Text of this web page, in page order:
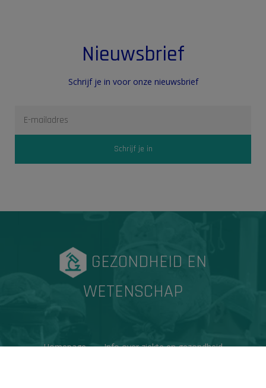
Nieuwsbrief
Schrijf je in voor onze nieuwsbrief
GEZONDHEID EN
WETENSCHAP
Homepage Info over ziekte en gezondheid